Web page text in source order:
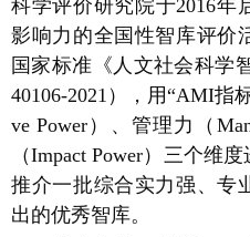
科学评价研究院于2016年
影响力的全国性智库评价
国家标准《人文社会科学
40106-2021），用“AMI指
ve Power）、管理力（
（Impact Power）三个维
推介一批综合实力强、专
出的优秀智库。